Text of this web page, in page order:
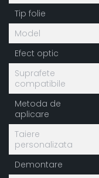
Tip folie
Model
Efect optic
Suprafete
compatibile
Metoda de
aplicare
Taiere
personalizata
Demontare